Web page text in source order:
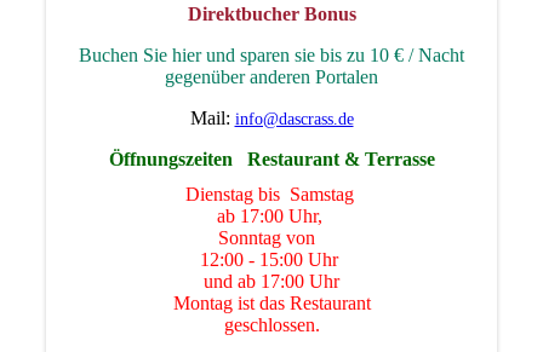
Direktbucher Bonus
Buchen Sie hier und sparen sie bis zu 10 € / Nacht
gegenüber anderen Portalen
Mail: info@dascrass.de
Öffnungszeiten Restaurant & Terrasse
Dienstag bis Samstag
ab 17:00 Uhr,
Sonntag von
12:00 - 15:00 Uhr
und ab 17:00 Uhr
Montag ist das Restaurant
geschlossen.